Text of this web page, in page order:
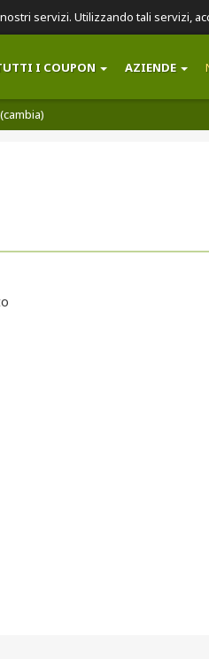
servizi. Utilizzando tali servizi,
I COUPON AZIENDE